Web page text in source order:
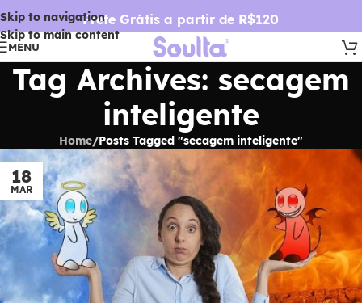
Skip to navigation
Skip to main content
Frete Grátis a partir de R$120
MENU
Tag Archives: secagem
inteligente
Home/Posts Tagged "secagem inteligente"
18
MAR